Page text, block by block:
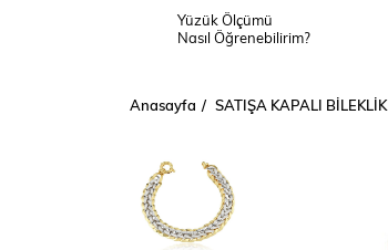
Yüzük Ölçümü
Nasıl Öğrenebilirim?
Anasayfa SATIŞA KAPALI BİLEKLİK